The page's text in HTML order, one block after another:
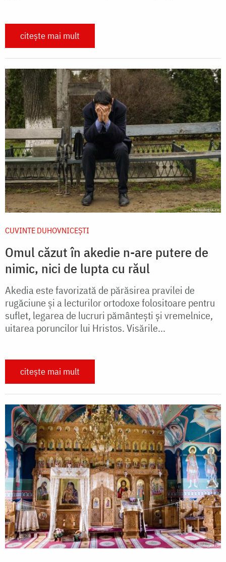
citește mai mult
CUVINTE DUHOVNICEȘTI
Omul căzut în akedie n-are putere de
nimic, nici de lupta cu răul
Akedia este favorizată de părăsirea pravilei de
rugăciune și a lecturilor ortodoxe folositoare pentru
suflet, legarea de lucruri pământești și vremelnice,
uitarea poruncilor lui Hristos. Visările...
citește mai mult